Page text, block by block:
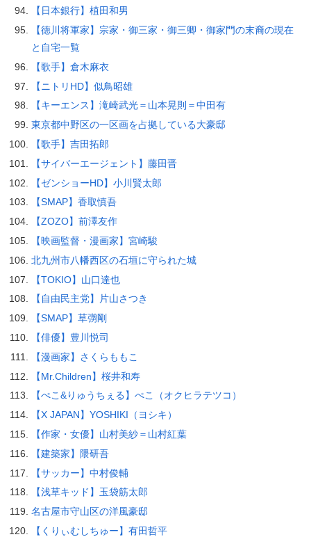
【日本銀行】植田和男
【徳川将軍家】宗家・御三家・御三卿・御家門の末裔の現在
と自宅一覧
【歌手】倉木麻衣
【ニトリHD】似鳥昭雄
【キーエンス】滝崎武光＝山本晃則＝中田有
東京都中野区の一区画を占拠している大豪邸
【歌手】吉田拓郎
【サイバーエージェント】藤田晋
【ゼンショーHD】小川賢太郎
【SMAP】香取慎吾
【ZOZO】前澤友作
【映画監督・漫画家】宮崎駿
北九州市八幡西区の石垣に守られた城
【TOKIO】山口達也
【自由民主党】片山さつき
【SMAP】草彅剛
【俳優】豊川悦司
【漫画家】さくらももこ
【Mr.Children】桜井和寿
【ぺこ&りゅうちぇる】ぺこ（オクヒラテツコ）
【X JAPAN】YOSHIKI（ヨシキ）
【作家・女優】山村美紗＝山村紅葉
【建築家】隈研吾
【サッカー】中村俊輔
【浅草キッド】玉袋筋太郎
名古屋市守山区の洋風豪邸
【くりぃむしちゅー】有田哲平